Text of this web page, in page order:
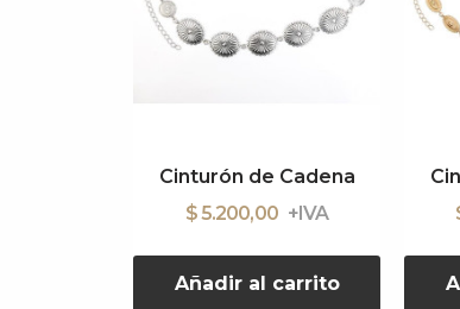
Cinturón de Cadena
$ 5.200,00
Añadir al carrito